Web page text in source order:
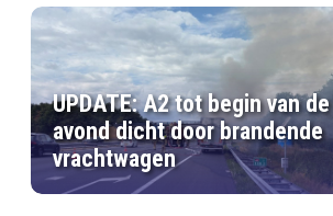
UPDATE: A2 tot begin van de
avond dicht door brandende
vrachtwagen